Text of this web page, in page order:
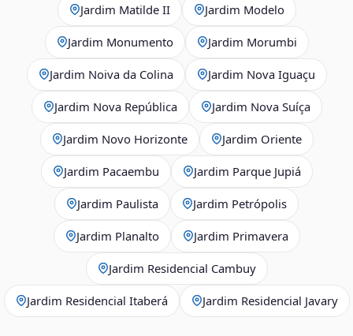
Jardim Matilde II Jardim Modelo
Jardim Monumento Jardim Morumbi
Jardim Noiva da Colina Jardim Nova Iguaçu
Jardim Nova República Jardim Nova Suíça
Jardim Novo Horizonte Jardim Oriente
Jardim Pacaembu Jardim Parque Jupiá
Jardim Paulista Jardim Petrópolis
Jardim Planalto Jardim Primavera
Jardim Residencial Cambuy
Jardim Residencial Itaberá Jardim Residencial Javary